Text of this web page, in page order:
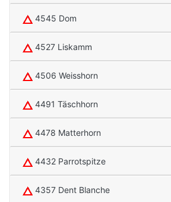
4545 Dom
4527 Liskamm
4506 Weisshorn
4491 Täschhorn
4478 Matterhorn
4432 Parrotspitze
4357 Dent Blanche